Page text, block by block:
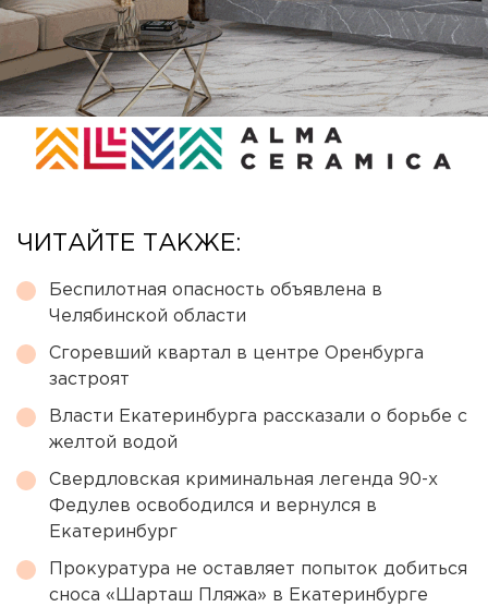
ЧИТАЙТЕ ТАКЖЕ:
Беспилотная опасность объявлена в
Челябинской области
Сгоревший квартал в центре Оренбурга
застроят
Власти Екатеринбурга рассказали о борьбе с
желтой водой
Свердловская криминальная легенда 90-х
Федулев освободился и вернулся в
Екатеринбург
Прокуратура не оставляет попыток добиться
сноса «Шарташ Пляжа» в Екатеринбурге